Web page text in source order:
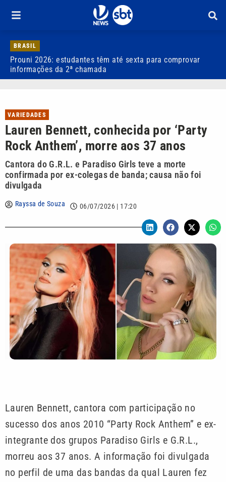
BRASIL
Prouni 2026: estudantes têm até sexta para comprovar
informações da 2ª chamada
VARIEDADES
Lauren Bennett, conhecida por ‘Party
Rock Anthem’, morre aos 37 anos
Cantora do G.R.L. e Paradiso Girls teve a morte
confirmada por ex-colegas de banda; causa não foi
divulgada
Rayssa de Souza 06/07/2026 | 17:20
Lauren Bennett, cantora com participação no
sucesso dos anos 2010 “Party Rock Anthem” e ex-
integrante dos grupos Paradiso Girls e G.R.L.,
morreu aos 37 anos. A informação foi divulgada
no perfil de uma das bandas da qual Lauren fez